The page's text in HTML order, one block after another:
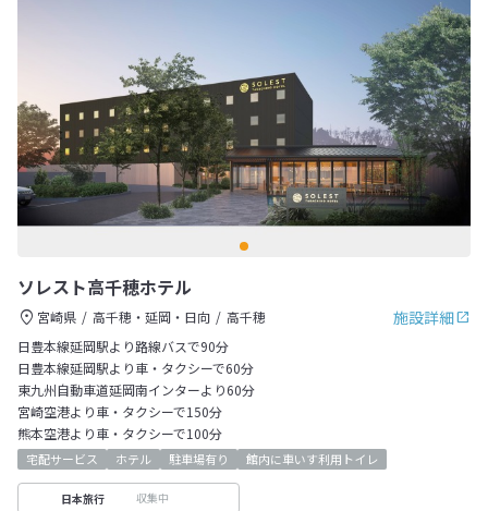
ソレスト高千穂ホテル
施設詳細
宮崎県 高千穂・延岡・日向
高千穂
日豊本線延岡駅より路線バスで90分
日豊本線延岡駅より車・タクシーで60分
東九州自動車道延岡南インターより60分
宮崎空港より車・タクシーで150分
熊本空港より車・タクシーで100分
宅配サービス ホテル 駐車場有り 館内に車いす利用トイレ
日本旅行 収集中